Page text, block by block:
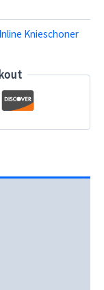
Inline Knieschoner